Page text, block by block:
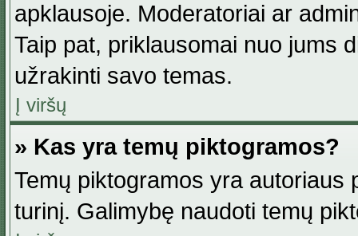
apklausoje. Moderatoriai ar
Taip pat, priklausomai nuo jums
užrakinti savo temas.
Į viršų
» Kas yra temų piktogramos?
Temų piktogramos yra autoriaus
turinį. Galimybę naudoti temų